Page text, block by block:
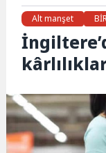
Alt manşet